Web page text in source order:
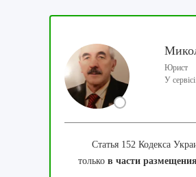
Юрист
У
Статья 152 Кодекса
только в части